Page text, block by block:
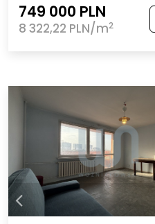
749 000 PLN
8 322,22 PLN/m2